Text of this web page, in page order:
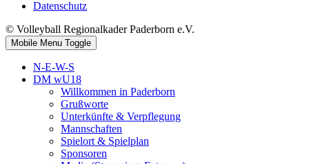
Datenschutz
© Volleyball Regionalkader Paderborn e.V.
Mobile Menu Toggle
N-E-W-S
DM wU18
Willkommen in Paderborn
Grußworte
Unterkünfte & Verpflegung
Mannschaften
Spielort & Spielplan
Sponsoren